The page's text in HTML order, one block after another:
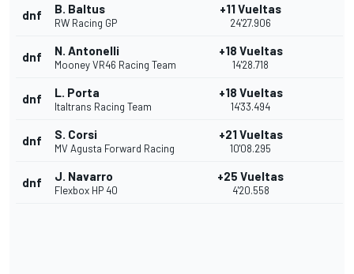
dnf B. Baltus
RW Racing GP
+11 Vueltas
24'27.906
dnf N. Antonelli
Mooney VR46 Racing Team
+18 Vueltas
14'28.718
dnf L. Porta
Italtrans Racing Team
+18 Vueltas
14'33.494
dnf S. Corsi
MV Agusta Forward Racing
+21 Vueltas
10'08.295
dnf J. Navarro
Flexbox HP 40
+25 Vueltas
4'20.558